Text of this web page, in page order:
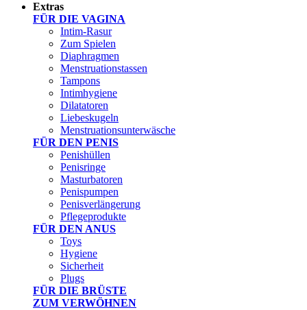
Extras
FÜR DIE VAGINA
Intim-Rasur
Zum Spielen
Diaphragmen
Menstruationstassen
Tampons
Intimhygiene
Dilatatoren
Liebeskugeln
Menstruationsunterwäsche
FÜR DEN PENIS
Penishüllen
Penisringe
Masturbatoren
Penispumpen
Penisverlängerung
Pflegeprodukte
FÜR DEN ANUS
Toys
Hygiene
Sicherheit
Plugs
FÜR DIE BRÜSTE
ZUM VERWÖHNEN